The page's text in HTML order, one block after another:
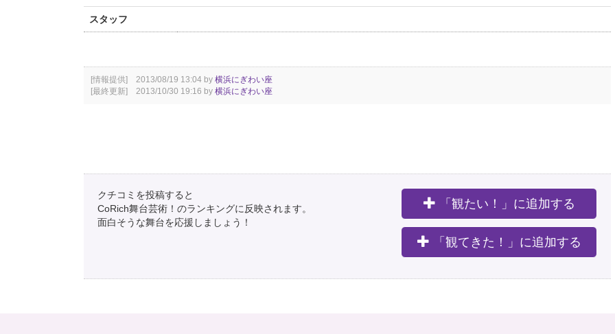
スタッフ
[情報提供] 2013/08/19 13:04 by 横浜にぎわい座
[最終更新] 2013/10/30 19:16 by 横浜にぎわい座
クチコミを投稿すると
CoRich舞台芸術！のランキングに反映されます。
面白そうな舞台を応援しましょう！
「観たい！」に追加する
「観てきた！」に追加する